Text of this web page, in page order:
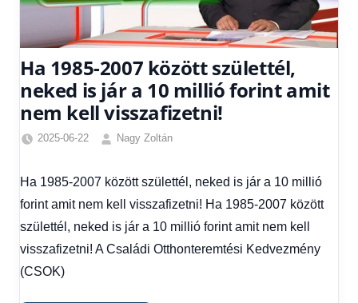
Ha 1985-2007 között születtél,
neked is jár a 10 millió forint amit
nem kell visszafizetni!
2025-06-22
Nagy Zoltán
hírek
Gazdaság,
Hírek,
Hírek
Ha 1985-2007 között születtél, neked is jár a 10 millió
forint amit nem kell visszafizetni! Ha 1985-2007 között
születtél, neked is jár a 10 millió forint amit nem kell
visszafizetni! A Családi Otthonteremtési Kedvezmény
(CSOK)